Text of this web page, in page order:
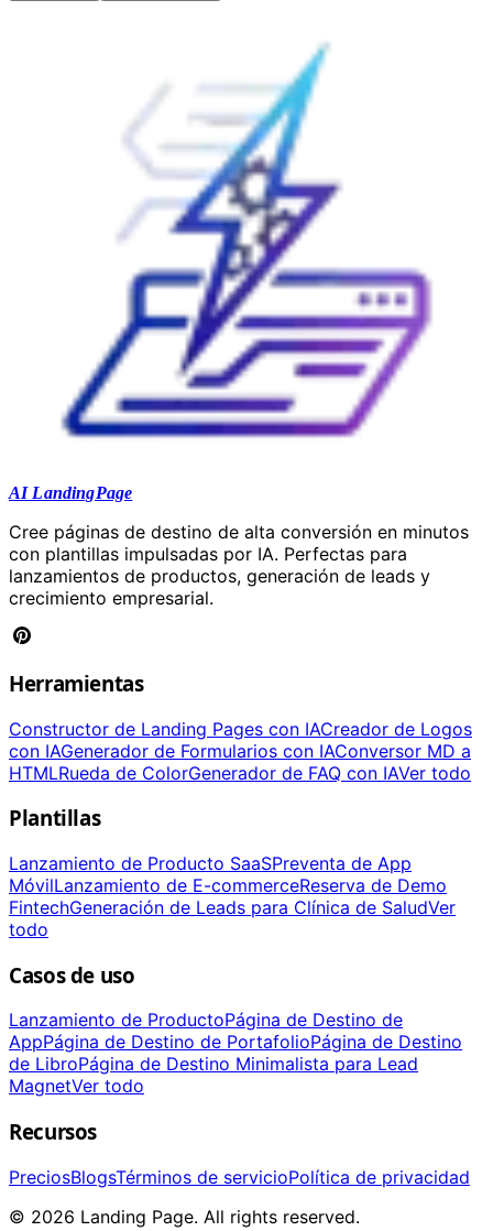
AI LandingPage
Cree páginas de destino de alta conversión en minutos
con plantillas impulsadas por IA. Perfectas para
lanzamientos de productos, generación de leads y
crecimiento empresarial.
Herramientas
Constructor de Landing Pages con IACreador de Logos
con IAGenerador de Formularios con IAConversor MD a
HTMLRueda de ColorGenerador de FAQ con IAVer todo
Plantillas
Lanzamiento de Producto SaaSPreventa de App
MóvilLanzamiento de E-commerceReserva de Demo
FintechGeneración de Leads para Clínica de SaludVer
todo
Casos de uso
Lanzamiento de ProductoPágina de Destino de
AppPágina de Destino de PortafolioPágina de Destino
de LibroPágina de Destino Minimalista para Lead
MagnetVer todo
Recursos
PreciosBlogsTérminos de servicioPolítica de privacidad
© 2026 Landing Page. All rights reserved.